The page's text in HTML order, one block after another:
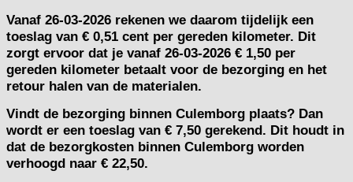
Vanaf 26-03-2026 rekenen we daarom tijdelijk een
toeslag van € 0,51 cent per gereden kilometer. Dit
zorgt ervoor dat je vanaf 26-03-2026 € 1,50 per
gereden kilometer betaalt voor de bezorging en het
retour halen van de materialen.
Vindt de bezorging binnen Culemborg plaats? Dan
wordt er een toeslag van € 7,50 gerekend. Dit houdt in
dat de bezorgkosten binnen Culemborg worden
verhoogd naar € 22,50.